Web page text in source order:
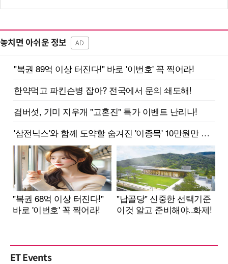
놓치면 아쉬운 정보 AD
ET Events